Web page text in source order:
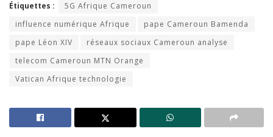
Étiquettes :
5G Afrique Cameroun
influence numérique Afrique
pape Cameroun Bamenda
pape Léon XIV
réseaux sociaux Cameroun analyse
telecom Cameroun MTN Orange
Vatican Afrique technologie